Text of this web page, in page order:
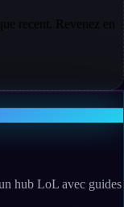
recent. Revenez en
hub LoL avec guides